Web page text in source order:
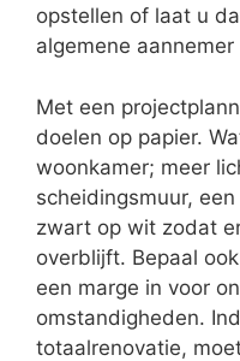
opstellen of laat u
algemene aannemer
Met een
doelen op papier.
woonkamer; meer
scheidingsmuur,
zwart op wit zodat
overblijft. Bepaal
een marge in voor
omstandigheden.
totaalrenovatie,